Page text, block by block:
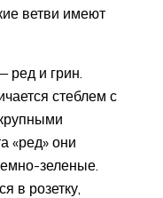
ветви имеют
ред и грин.
стеблем с
«ред» они
зеленые.
в розетку,